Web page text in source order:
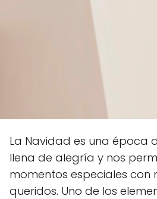
La Navidad es una época
llena de alegría y nos
momentos especiales con
queridos. Uno de los